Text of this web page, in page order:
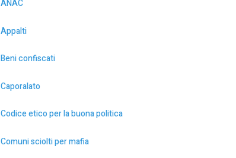
ANAC
Appalti
Beni confiscati
Caporalato
Codice etico per la buona politica
Comuni sciolti per mafia